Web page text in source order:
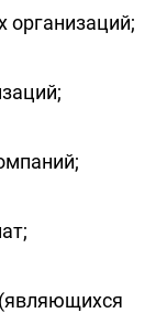
организаций;